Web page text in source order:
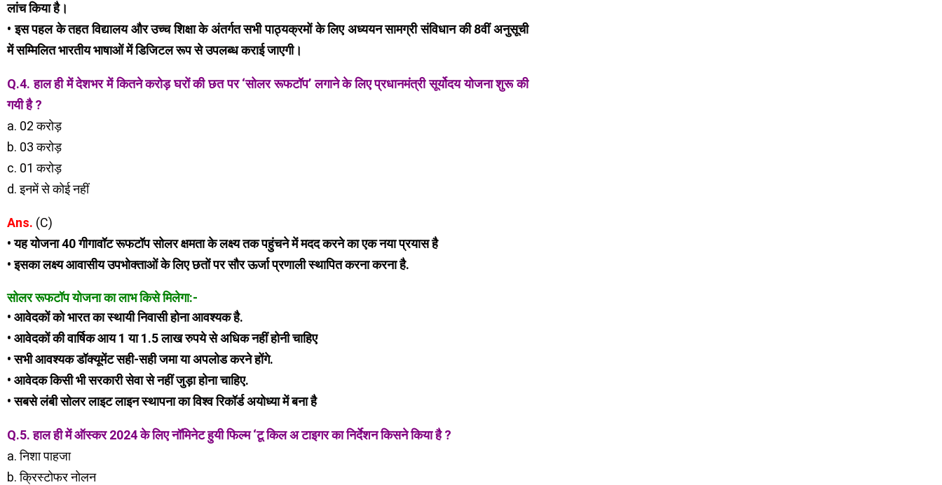
लांच किया है।
• इस पहल के तहत विद्यालय और उच्च शिक्षा के अंतर्गत सभी पाठ्यक्रमों के लिए अध्ययन सामग्री संविधान की 8वीं अनुसूची
में सम्मिलित भारतीय भाषाओं में डिजिटल रूप से उपलब्ध कराई जाएगी।
Q.4. हाल ही में देशभर में कितने करोड़ घरों की छत पर ‘सोलर रूफटॉप’ लगाने के लिए प्रधानमंत्री सूर्योदय योजना शुरू की
गयी है ?
a. 02 करोड़
b. 03 करोड़
c. 01 करोड़
d. इनमें से कोई नहीं
Ans. (C)
• यह योजना 40 गीगावॉट रूफटॉप सोलर क्षमता के लक्ष्य तक पहुंचने में मदद करने का एक नया प्रयास है
• इसका लक्ष्य आवासीय उपभोक्ताओं के लिए छतों पर सौर ऊर्जा प्रणाली स्थापित करना करना है.
सोलर रूफटॉप योजना का लाभ किसे मिलेगा:-
• आवेदकों को भारत का स्थायी निवासी होना आवश्यक है.
• आवेदकों की वार्षिक आय 1 या 1.5 लाख रुपये से अधिक नहीं होनी चाहिए
• सभी आवश्यक डॉक्यूमेंट सही-सही जमा या अपलोड करने होंगे.
• आवेदक किसी भी सरकारी सेवा से नहीं जुड़ा होना चाहिए.
• सबसे लंबी सोलर लाइट लाइन स्थापना का विश्व रिकॉर्ड अयोध्या में बना है
Q.5. हाल ही में ऑस्कर 2024 के लिए नॉमिनेट हुयी फिल्म ‘टू किल अ टाइगर का निर्देशन किसने किया है ?
a. निशा पाहजा
b. क्रिस्टोफर नोलन